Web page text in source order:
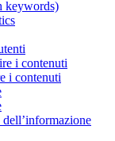
keywords)
i contenuti
i contenuti